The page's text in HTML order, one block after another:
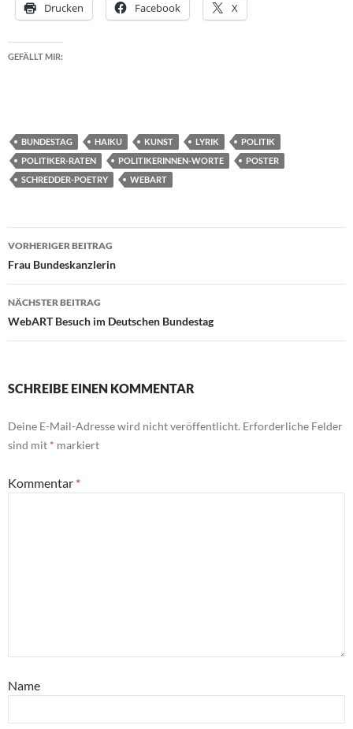
Drucken Facebook X
GEFÄLLT MIR:
BUNDESTAG HAIKU KUNST LYRIK
POLITIK
POLITIKER-RATEN
POLITIKERINNEN-WORTE
POSTER
SCHREDDER-POETRY
WEBART
Beitragsnavigation
VORHERIGER BEITRAG
Frau Bundeskanzlerin
NÄCHSTER BEITRAG
WebART Besuch im Deutschen Bundestag
SCHREIBE EINEN KOMMENTAR
Deine E-Mail-Adresse wird nicht veröffentlicht. Erforderliche Felder
sind mit * markiert
Kommentar *
Name